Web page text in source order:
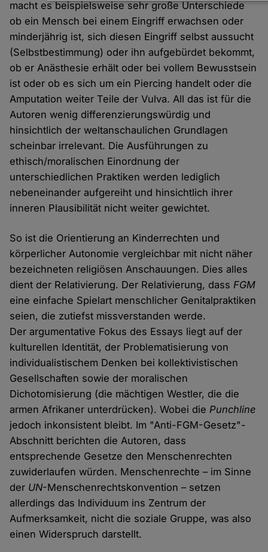
macht es beispielsweise sehr große Unterschiede
ob ein Mensch bei einem Eingriff erwachsen oder
minderjährig ist, sich diesen Eingriff selbst aussucht
(Selbstbestimmung) oder ihn aufgebürdet bekommt,
ob er Anästhesie erhält oder bei vollem Bewusstsein
ist oder ob es sich um ein Piercing handelt oder die
Amputation weiter Teile der Vulva. All das ist für die
Autoren wenig differenzierungswürdig und
hinsichtlich der weltanschaulichen Grundlagen
scheinbar irrelevant. Die Ausführungen zu
ethisch/moralischen Einordnung der
unterschiedlichen Praktiken werden lediglich
nebeneinander aufgereiht und hinsichtlich ihrer
inneren Plausibilität nicht weiter gewichtet.
So ist die Orientierung an Kinderrechten und
körperlicher Autonomie vergleichbar mit nicht näher
bezeichneten religiösen Anschauungen. Dies alles
dient der Relativierung. Der Relativierung, dassFGM
eine einfache Spielart menschlicher Genitalpraktiken
seien, die zutiefst missverstanden werde.
Der argumentative Fokus des Essays liegt auf der
kulturellen Identität, der Problematisierung von
individualistischem Denken bei kollektivistischen
Gesellschaften sowie der moralischen
Dichotomisierung (die mächtigen Westler, die die
armen Afrikaner unterdrücken). Wobei diePunchline
jedoch inkonsistent bleibt. Im "Anti-FGM-Gesetz"-
Abschnitt berichten die Autoren, dass
entsprechende Gesetze den Menschenrechten
zuwiderlaufen würden. Menschenrechte – im Sinne
der UN-Menschenrechtskonvention – setzen
allerdings das Individuum ins Zentrum der
Aufmerksamkeit, nicht die soziale Gruppe, was also
einen Widerspruch darstellt.
und
Cookies